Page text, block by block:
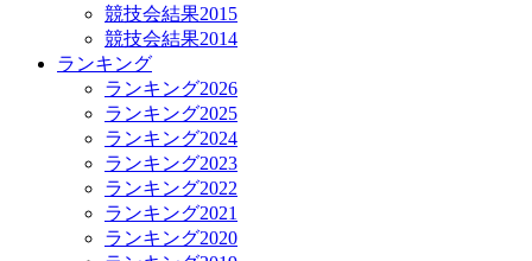
競技会結果2015
競技会結果2014
ランキング
ランキング2026
ランキング2025
ランキング2024
ランキング2023
ランキング2022
ランキング2021
ランキング2020